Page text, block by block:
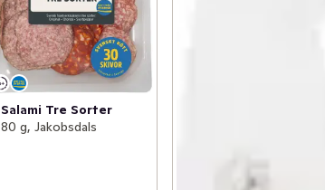
Salami Tre Sorter
80 g, Jakobsdals